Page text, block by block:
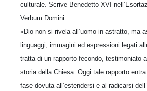
culturale. Scrive Benedetto XVI
Verbum Domini:
«Dio non si rivela all’uomo in astratto, ma
linguaggi, immagini ed espressioni legati
tratta di un rapporto fecondo, testimoniato
storia della Chiesa. Oggi tale rapporto
fase dovuta all’estendersi e al radicarsi